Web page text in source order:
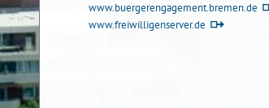
www.buergerengagement.bremen.de
www.freiwilligenserver.de